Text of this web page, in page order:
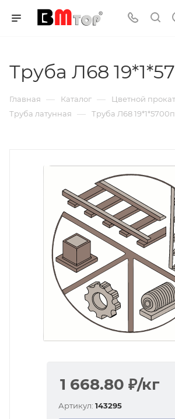
Труба Л68
Главная — Каталог — Цветной прокат
Труба латунная — Труба Л68
1 668.80 ₽/кг
Артикул: 143295